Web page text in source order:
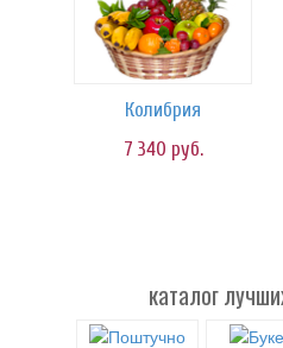
Колибрия
7 340 руб.
каталог